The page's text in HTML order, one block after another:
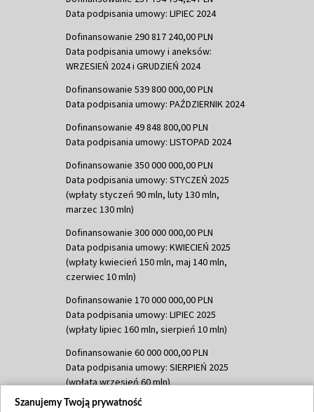
Data podpisania umowy: LIPIEC 2024
Dofinansowanie 290 817 240,00 PLN
Data podpisania umowy i aneksów:
WRZESIEŃ 2024 i GRUDZIEŃ 2024
Dofinansowanie 539 800 000,00 PLN
Data podpisania umowy: PAŹDZIERNIK 2024
Dofinansowanie 49 848 800,00 PLN
Data podpisania umowy: LISTOPAD 2024
Dofinansowanie 350 000 000,00 PLN
Data podpisania umowy: STYCZEŃ 2025
(wpłaty styczeń 90 mln, luty 130 mln,
marzec 130 mln)
Dofinansowanie 300 000 000,00 PLN
Data podpisania umowy: KWIECIEŃ 2025
(wpłaty kwiecień 150 mln, maj 140 mln,
czerwiec 10 mln)
Dofinansowanie 170 000 000,00 PLN
Data podpisania umowy: LIPIEC 2025
(wpłaty lipiec 160 mln, sierpień 10 mln)
Dofinansowanie 60 000 000,00 PLN
Data podpisania umowy: SIERPIEŃ 2025
(wpłata wrzesień 60 mln)
Dofinansowanie 635 783 051,21 PLN
Szanujemy Twoją prywatność